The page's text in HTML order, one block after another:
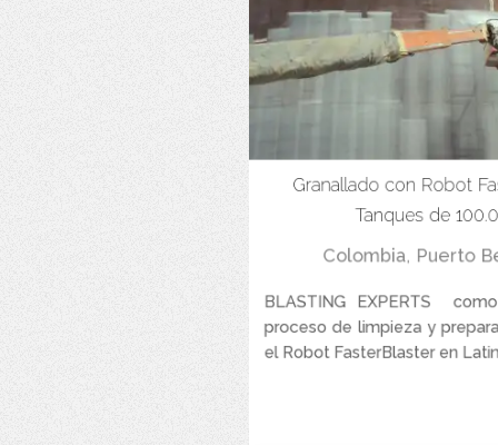
Granallado con Robot
Tanques de
Colombia, Puerto
BLASTING EXPERTS
proceso de limpieza y
el Robot FasterBlaster en